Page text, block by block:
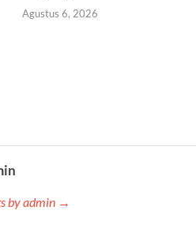
Agustus 6, 2026
by admin →